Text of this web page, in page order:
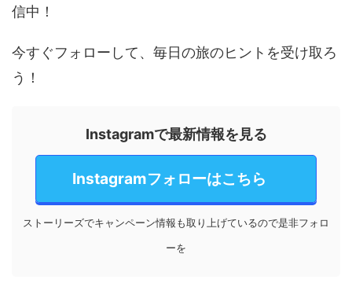
信中！
今すぐフォローして、毎日の旅のヒントを受け取ろ
う！
Instagramで最新情報を見る
Instagramフォローはこちら
ストーリーズでキャンペーン情報も取り上げているので是非フォロ
ーを